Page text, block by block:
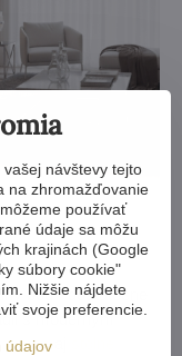
bod - dostatočne
s moderným
aj
návštevy tejto
na zhromažďovanie
používať
údaje sa môžu
krajinách (Google
súbory cookie"
Nižšie nájdete
svoje preferencie.
údajov